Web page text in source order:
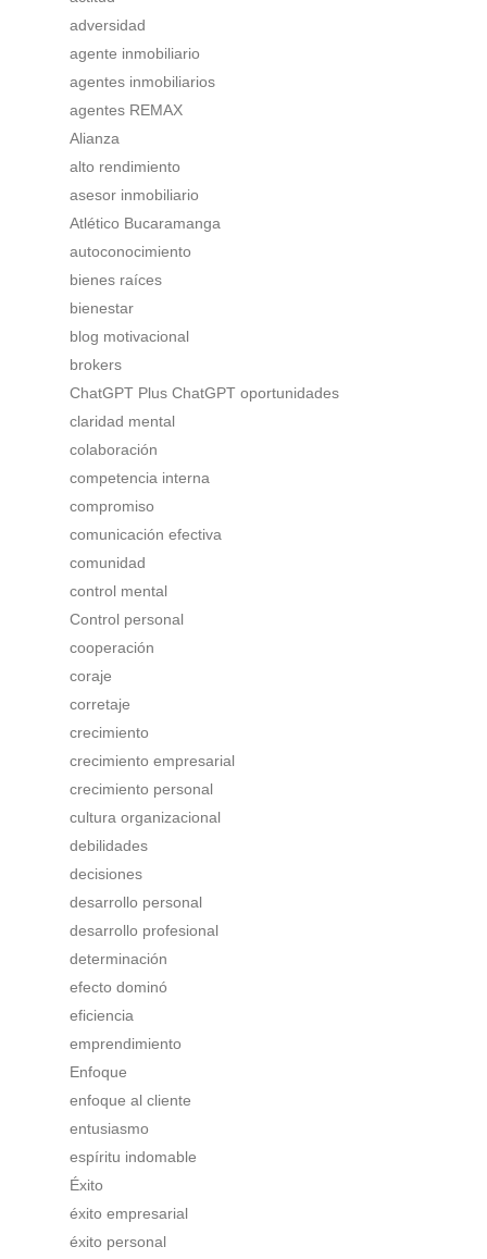
adversidad
agente inmobiliario
agentes inmobiliarios
agentes REMAX
Alianza
alto rendimiento
asesor inmobiliario
Atlético Bucaramanga
autoconocimiento
bienes raíces
bienestar
blog motivacional
brokers
ChatGPT Plus ChatGPT oportunidades
claridad mental
colaboración
competencia interna
compromiso
comunicación efectiva
comunidad
control mental
Control personal
cooperación
coraje
corretaje
crecimiento
crecimiento empresarial
crecimiento personal
cultura organizacional
debilidades
decisiones
desarrollo personal
desarrollo profesional
determinación
efecto dominó
eficiencia
emprendimiento
Enfoque
enfoque al cliente
entusiasmo
espíritu indomable
Éxito
éxito empresarial
éxito personal